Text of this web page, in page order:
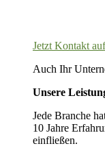
Jetzt Kontakt
Auch Ihr
Unsere
Jede Branche
10 Jahre
einfließen.